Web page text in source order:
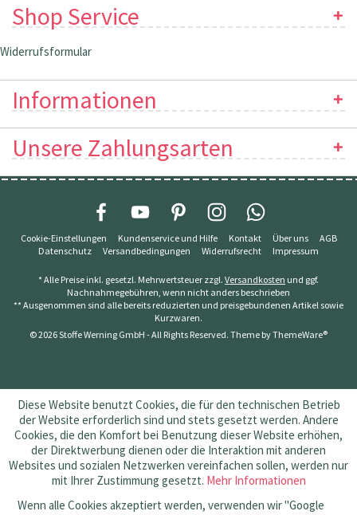
Shop Service
Widerrufsformular
Informationen
Unsere Zahlungsarten
Cookie-Einstellungen Kundenservice und Hilfe Kontakt Über uns
AGB
Datenschutz
Versandbedingungen Widerrufsrecht Impressum
* Alle Preise inkl. gesetzl. Mehrwertsteuer zzgl. Versandkosten und ggf.
Nachnahmegebühren, wenn nicht anders beschrieben
** Ausgenommen sind alle bereits reduzierten und preisgebundenen Artikel sowie
Kurzwaren.
© 2026 Stoffe Werning GmbH - All Rights Reserved. Theme byThemeWare®
Diese Website benutzt Cookies, die für den technischen Betrieb
der Website erforderlich sind und stets gesetzt werden. Andere
Cookies, die den Komfort bei Benutzung dieser Website erhöhen,
der Direktwerbung dienen oder die Interaktion mit anderen
Websites und sozialen Netzwerken vereinfachen sollen, werden nur
mit Ihrer Zustimmung gesetzt. Mehr Informationen
Wenn alle Cookies akzeptiert werden, verwenden wir "Google